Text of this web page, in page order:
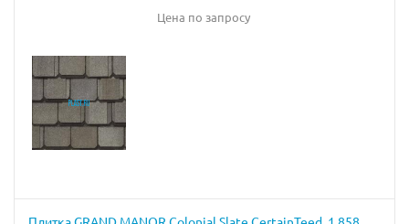
Цена по запросу